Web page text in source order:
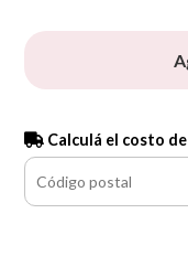
Calculá el costo